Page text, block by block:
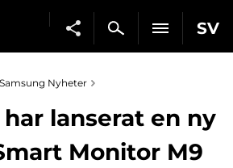
SV
Samsung Nyheter
lanserat en ny
Monitor M9